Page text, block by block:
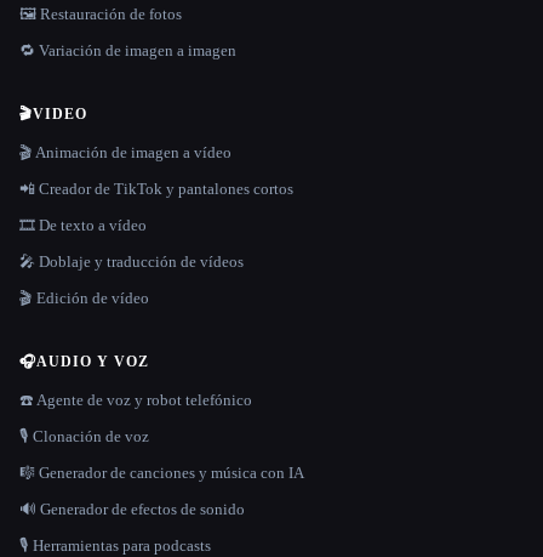
🖼️ Restauración de fotos
🔁 Variación de imagen a imagen
🎬VIDEO
🎬 Animación de imagen a vídeo
📲 Creador de TikTok y pantalones cortos
🎞️ De texto a vídeo
🎤 Doblaje y traducción de vídeos
🎬 Edición de vídeo
🎧AUDIO Y VOZ
☎️ Agente de voz y robot telefónico
🎙️ Clonación de voz
🎼 Generador de canciones y música con IA
🔊 Generador de efectos de sonido
🎙️ Herramientas para podcasts